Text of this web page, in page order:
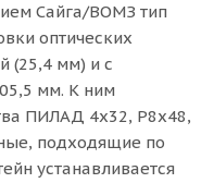
Сайга/ВОМЗ тип
оптических
(25,4 мм) и с
мм. К ним
ПИЛАД 4х32, P8х48,
подходящие по
устанавливается